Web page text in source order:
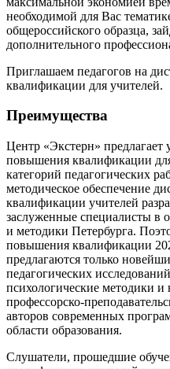
необходимой для Вас
общероссийского образца,
дополнительного
Приглашаем педагогов на
квалификации для учителей.
Преимущества
Центр «Экстерн» предлагает
повышения квалификации
категорий педагогических
методическое обеспечение
квалификации учителей
заслуженные специалисты в
и методики Петербурга.
повышения квалификации
предлагаются только
педагогических
психологические методики и
профессорско-
авторов современных
области образования.
Слушатели, прошедшие